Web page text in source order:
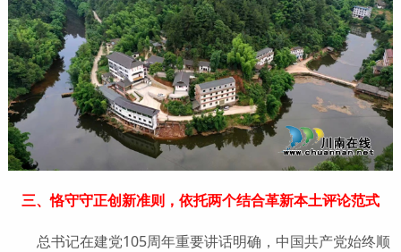
三、恪守守正创新准则，依托两个结合革新本土评论范式
总书记在建党105周年重要讲话明确，中国共产党始终顺